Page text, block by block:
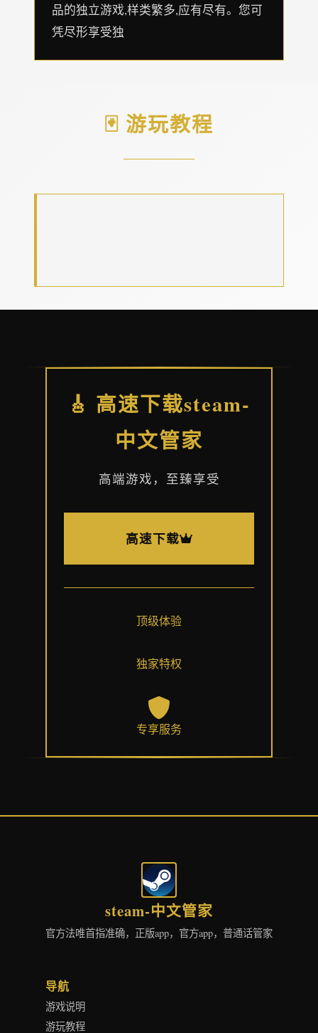
品的独立游戏,样类繁多,应有尽有。您可
凭尽形享受独
🃏 游玩教程
🎸 高速下载steam-
中文管家
高端游戏，至臻享受
高速下载
顶级体验
独家特权
专享服务
steam-中文管家
官方法唯首指准确，正版app，官方app，普通话管家
导航
游戏说明
游玩教程